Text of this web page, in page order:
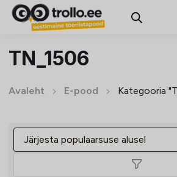
TN_1506
Avaleht E-pood Kategooria